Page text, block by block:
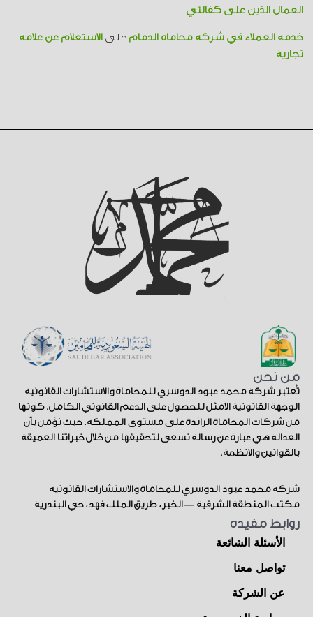
العمال الذين على كفالتي
خدمة العملاء في شركة محاماة الدمام على الاستعلام عن علامة
تجارية
من نحن
تُعتبر شركة محمد عبود الدوسري للمحاماة والاستشارات القانونية
الوجهة القانونية الأمثل للحصول على الدعم القانوني الكامل. كونها
من شركات المحاماة الرائدة على مستوى المملكة. حيث نؤمن بأن
العدالة هي عبارة عن رسالة نسعى لتحقيقها من خلال خبراتنا العميقة
بالقوانين والأنظمة.
شركة محمد عبود الدوسري للمحاماة والاستشارات القانونية
مكتب المنطقة الشرقية — الخبر، طريق الملك فهد، حي البندرية
روابط مفيدة
الأسئلة الشائعة
تواصل معنا
عن الشركة